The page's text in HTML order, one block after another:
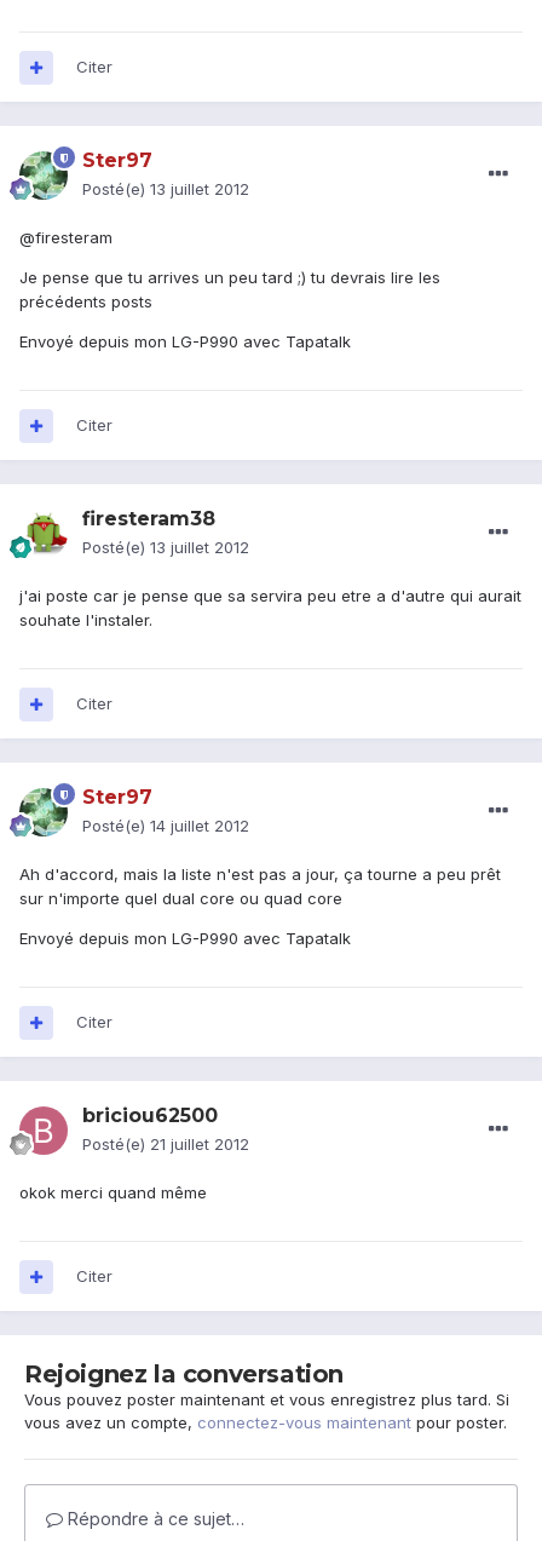
Citer
Ster97
Posté(e) 13 juillet 2012
@firesteram
Je pense que tu arrives un peu tard ;) tu devrais lire les
précédents posts
Envoyé depuis mon LG-P990 avec Tapatalk
Citer
firesteram38
Posté(e) 13 juillet 2012
j'ai poste car je pense que sa servira peu etre a d'autre qui aurait
souhate l'instaler.
Citer
Ster97
Posté(e) 14 juillet 2012
Ah d'accord, mais la liste n'est pas a jour, ça tourne a peu prêt
sur n'importe quel dual core ou quad core
Envoyé depuis mon LG-P990 avec Tapatalk
Citer
briciou62500
Posté(e) 21 juillet 2012
okok merci quand même
Citer
Rejoignez la conversation
Vous pouvez poster maintenant et vous enregistrez plus tard. Si
vous avez un compte, connectez-vous maintenant pour poster.
Répondre à ce sujet…